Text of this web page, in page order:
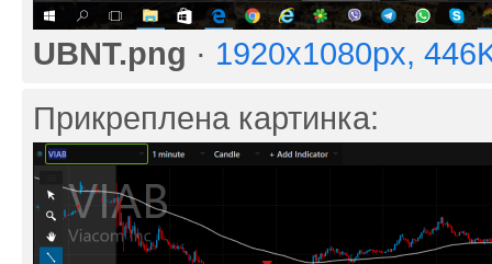
UBNT.png · 1920x1080px,
Прикреплена картинка: